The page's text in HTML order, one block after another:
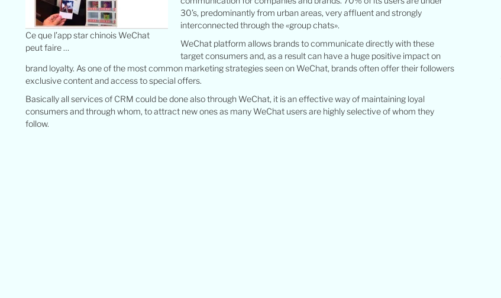
Ce que l’app star chinois WeChat
peut faire …
30’s, predominantly from urban areas, very affluent and strongly
interconnected through the «group chats».
WeChat platform allows brands to communicate directly with these
target consumers and, as a result can have a huge positive impact on
brand loyalty. As one of the most common marketing strategies seen on WeChat, brands often offer their followers
exclusive content and access to special offers.
Basically all services of CRM could be done also through WeChat, it is an effective way of maintaining loyal
consumers and through whom, to attract new ones as many WeChat users are highly selective of whom they
follow.